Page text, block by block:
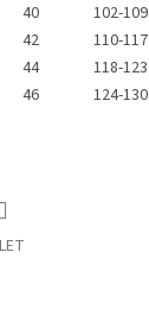
40
102-109
42
110-117
44
118-123
46
124-130